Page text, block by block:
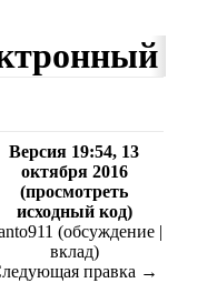
Версия 19:54, 13
октября 2016
(просмотреть
исходный код)
(обсуждение |
вклад)
правка →